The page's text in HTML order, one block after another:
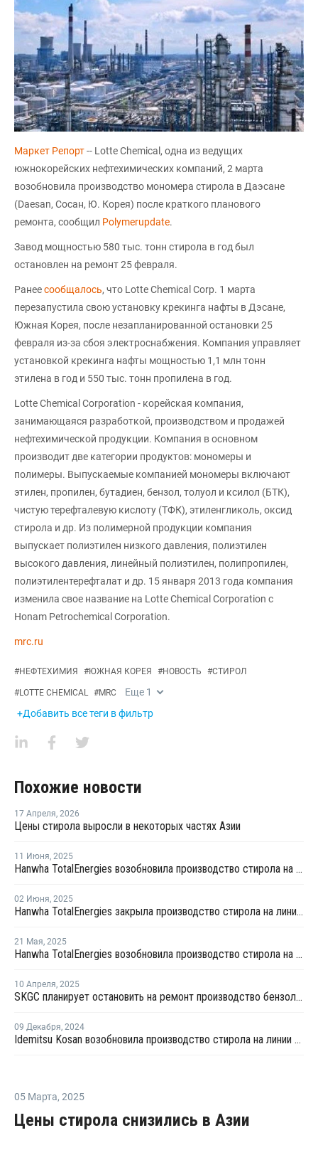
Маркет Репорт-- Lotte Chemical, одна из ведущих
южнокорейских нефтехимических компаний, 2 марта
возобновила производство мономера стирола в Даэсане
(Daesan, Сосан, Ю. Корея) после краткого планового
ремонта, сообщил Polymerupdate.
Завод мощностью 580 тыс. тонн стирола в год был
остановлен на ремонт 25 февраля.
Ранеесообщалось, что Lotte Chemical Corp. 1 марта
перезапустила свою установку крекинга нафты в Дэсане,
Южная Корея, после незапланированной остановки 25
февраля из-за сбоя электроснабжения. Компания управляет
установкой крекинга нафты мощностью 1,1 млн тонн
этилена в год и 550 тыс. тонн пропилена в год.
Lotte Chemical Corporation - корейская компания,
занимающаяся разработкой, производством и продажей
нефтехимической продукции. Компания в основном
производит две категории продуктов: мономеры и
полимеры. Выпускаемые компанией мономеры включают
этилен, пропилен, бутадиен, бензол, толуол и ксилол (БТК),
чистую терефталевую кислоту (ТФК), этиленгликоль, оксид
стирола и др. Из полимерной продукции компания
выпускает полиэтилен низкого давления, полиэтилен
высокого давления, линейный полиэтилен, полипропилен,
полиэтилентерефталат и др. 15 января 2013 года компания
изменила свое название на Lotte Chemical Corporation с
Honam Petrochemical Corporation.
mrc.ru
#НЕФТЕХИМИЯ #ЮЖНАЯ КОРЕЯ #НОВОСТЬ #СТИРОЛ
#LOTTE CHEMICAL #MRC Еще 1
+Добавить все теги в фильтр
Похожие новости
17 Апреля, 2026
Цены стирола выросли в некоторых частях Азии
11 Июня, 2025
Hanwha TotalEnergies возобновила производство стирола на линии №2 в Даэсане
02 Июня, 2025
Hanwha TotalEnergies закрыла производство стирола на линии №2 в Даэсане
21 Мая, 2025
Hanwha TotalEnergies возобновила производство стирола на линии №2 в Даэсане
10 Апреля, 2025
SKGC планирует остановить на ремонт производство бензола в Южной Корее
09 Декабря, 2024
Idemitsu Kosan возобновила производство стирола на линии №2 в Японии
05 Марта, 2025
Цены стирола снизились в Азии